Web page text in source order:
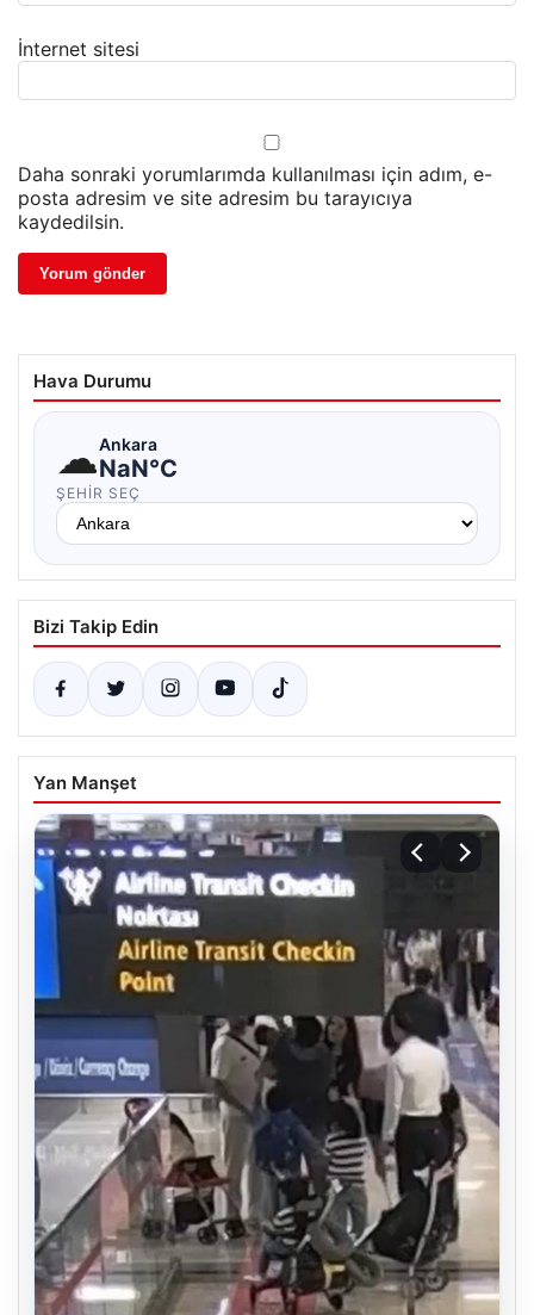
İnternet sitesi
Daha sonraki yorumlarımda kullanılması için adım, e-
posta adresim ve site adresim bu tarayıcıya
kaydedilsin.
Hava Durumu
☁Ankara
NaN°C
ŞEHIR SEÇ
Bizi Takip Edin
Yan Manşet